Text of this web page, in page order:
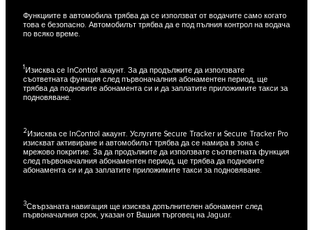
Функциите в автомобила трябва да се използват от водачите само когато
това е безопасно. Автомобилът трябва да е под пълния контрол на водача
по всяко време.
1Изисква се InControl акаунт. За да продължите да използвате
съответната функция след първоначалния абонаментен период, ще
трябва да подновите абонамента си и да заплатите приложимите такси за
подновяване.
2Изисква се InControl акаунт. Услугите Secure Tracker и Secure Tracker Pro
изискват активиране и автомобилът трябва да се намира в зона с
мрежово покритие. За да продължите да използвате съответната функция
след първоначалния абонаментен период, ще трябва да подновите
абонамента си и да заплатите приложимите такси за подновяване.
3Свързаната навигация ще изисква допълнителен абонамент след
първоначалния срок, указан от Вашия търговец на Jaguar.